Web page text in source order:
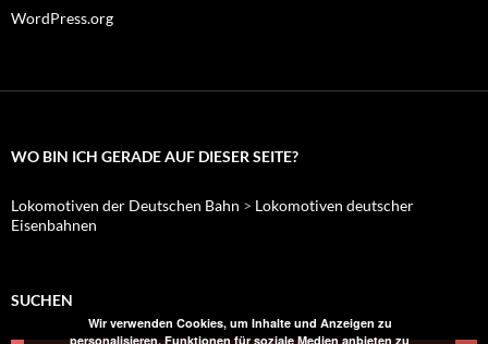
WordPress.org
WO BIN ICH GERADE AUF DIESER SEITE?
Lokomotiven der Deutschen Bahn > Lokomotiven deutscher
Eisenbahnen
SUCHEN
Wir verwenden Cookies, um Inhalte und Anzeigen zu
personalisieren, Funktionen für soziale Medien anbieten zu